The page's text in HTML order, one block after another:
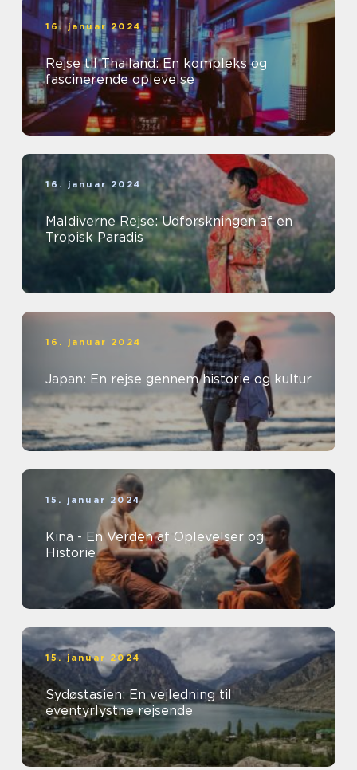
16. januar 2024
Rejse til Thailand: En kompleks og
fascinerende oplevelse
16. januar 2024
Maldiverne Rejse: Udforskningen af en
Tropisk Paradis
16. januar 2024
Japan: En rejse gennem historie og kultur
15. januar 2024
Kina - En Verden af Oplevelser og
Historie
15. januar 2024
Sydøstasien: En vejledning til
eventyrlystne rejsende